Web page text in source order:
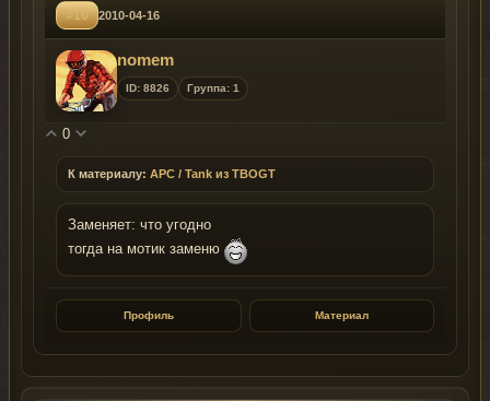
#10 2010-04-16
nomem
ID: 8826 Группа: 1
0
К материалу: APC / Tank из TBOGT
Заменяет: что угодно
тогда на мотик заменю
Профиль Материал